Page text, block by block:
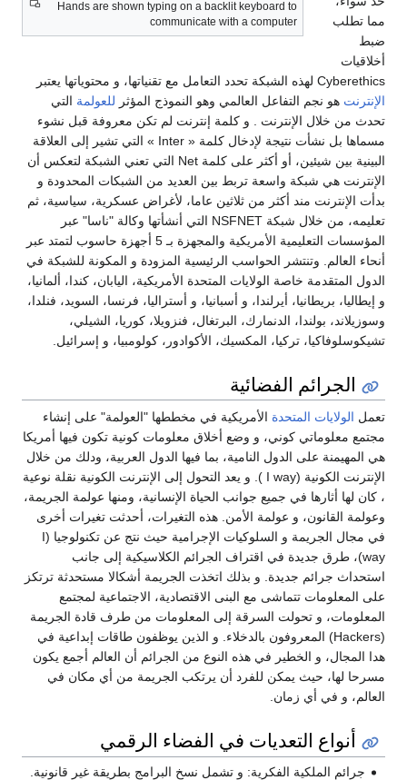
Hands are shown typing on a backlit keyboard to
communicate with a computer
مما تطلب
ضبط
أخلاقيات
Cyberethics لهذه الشبكة تحدد التعامل مع تقنياتها، و محتوياتها يعتبر
الإنترنت هو نجم التفاعل العالمي وهو النموذج المؤثر للعولمة التي
تحدث من خلال الإنترنت . و كلمة إنترنت لم تكن معروفة قبل نشوء
مسماها بل نشأت نتيجة لإدخال كلمة « Inter » التي تشير إلى العلاقة
البينية بين شيئين، أو أكثر على كلمة Net التي تعني الشبكة لتعكس أن
الإنترنت هي شبكة واسعة تربط بين العديد من الشبكات المحدودة و
بدأت الإنترنت مند أكثر من ثلاثين عاما، لأغراض عسكرية، سياسية، ثم
تعليمه، من خلال شبكة NSFNET التي أنشأتها وكالة "ناسا" عبر
المؤسسات التعليمية الأمريكية والمجهزة بـ 5 أجهزة حاسوب لتمتد عبر
أنحاء العالم. وتنتشر الحواسب الرئيسية المزودة و المكونة للشبكة في
الدول المتقدمة خاصة الولايات المتحدة الأمريكية، اليابان، كندا، ألمانيا،
و إيطاليا، بريطانيا، أيرلندا، و أسبانيا، و أستراليا، فرنسا، السويد، فنلدا،
وسوزيلاند، بولندا، الدنمارك، البرتغال، فنزويلا، كوريا، الشيلي،
تشيكوسلوفاكيا، تركيا، المكسيك، الأكوادور، كولومبيا، و إسرائيل.
الجرائم الفضائية
تعمل الولايات المتحدة الأمريكية في مخططها "العولمة" على إنشاء
مجتمع معلوماتي كوني، و وضع أخلاق معلومات كونية تكون فيها أمريكا
هي المهيمنة على الدول النامية، بما فيها الدول العربية، ودلك من خلال
الإنترنت الكونية (I way ). و يعد التحول إلى الإنترنت الكونية نقلة نوعية
، كان لها أثارها في جميع جوانب الحياة الإنسانية، ومنها عولمة الجريمة،
وعولمة القانون، و عولمة الأمن. هذه التغيرات، أحدثت تغيرات أخرى
في مجال الجريمة و السلوكيات الإجرامية حيث نتج عن تكنولوجيا (I
way)، طرق جديدة في اقتراف الجرائم الكلاسيكية إلى جانب
استحداث جرائم جديدة. و بذلك اتخذت الجريمة أشكالا مستحدثة ترتكز
على المعلومات تتماشى مع البنى الاقتصادية، الاجتماعية لمجتمع
المعلومات، و تحولت السرقة إلى المعلومات من طرف قادة الجريمة
(Hackers) المعروفون بالدخلاء. و الذين يوظفون طاقات إبداعية في
هدا المجال، و الخطير في هذه النوع من الجرائم أن العالم أجمع يكون
مسرحا لها، حيث يمكن للفرد أن يرتكب الجريمة من أي مكان في
العالم، و في أي زمان.
أنواع التعديات في الفضاء الرقمي
جرائم الملكية الفكرية: و تشمل نسخ البرامج بطريقة غير قانونية.